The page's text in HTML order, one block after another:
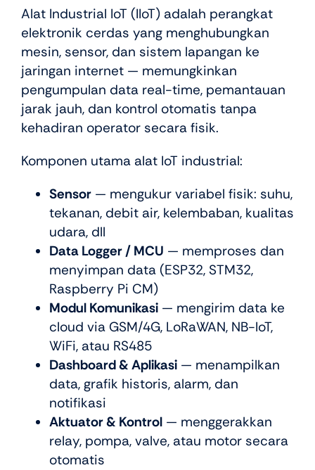
Alat Industrial IoT (IIoT) adalah perangkat
elektronik cerdas yang menghubungkan
mesin, sensor, dan sistem lapangan ke
jaringan internet — memungkinkan
pengumpulan data real-time, pemantauan
jarak jauh, dan kontrol otomatis tanpa
kehadiran operator secara fisik.
Komponen utama alat IoT industrial:
Sensor— mengukur variabel fisik: suhu,
tekanan, debit air, kelembaban, kualitas
udara, dll
Data Logger / MCU — memproses dan
menyimpan data (ESP32, STM32,
Raspberry Pi CM)
Modul Komunikasi— mengirim data ke
cloud via GSM/4G, LoRaWAN, NB-IoT,
WiFi, atau RS485
Dashboard & Aplikasi— menampilkan
data, grafik historis, alarm, dan
notifikasi
Aktuator & Kontrol— menggerakkan
relay, pompa, valve, atau motor secara
otomatis